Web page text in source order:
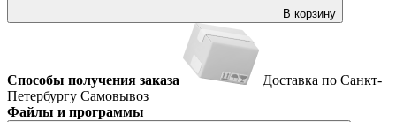
В корзину
Способы получения заказа
Доставка по Санкт-
Петербургу Самовывоз
Файлы и программы